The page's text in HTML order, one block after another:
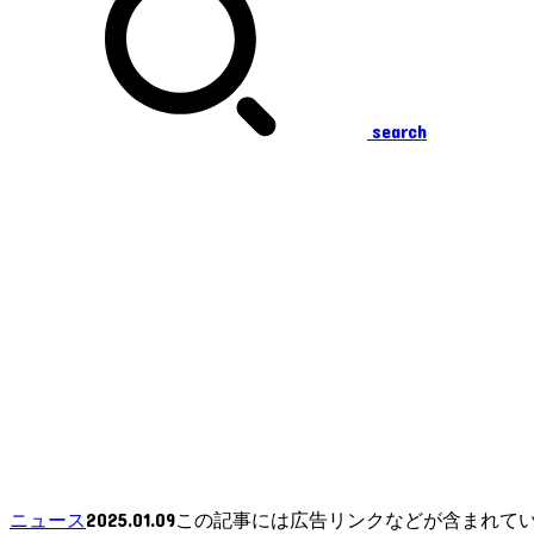
search
ニュース2025.01.09この記事には広告リンクなどが含まれて